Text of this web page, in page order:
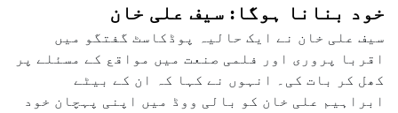
خود بنانا ہوگا: سیف علی خان
سیف علی خان نے ایک حالیہ پوڈکاسٹ گفتگو میں
اقربا پروری اور فلمی صنعت میں مواقع کے مسئلے پر
کھل کر بات کی۔ انہوں نے کہا کہ ان کے بیٹے
ابراہیم علی خان کو بالی ووڈ میں اپنی پہچان خود